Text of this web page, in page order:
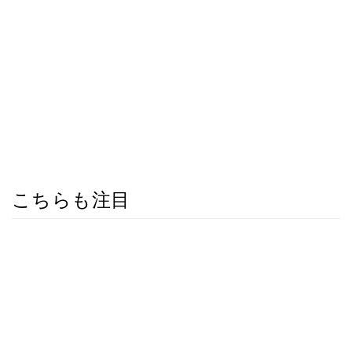
こちらも注目